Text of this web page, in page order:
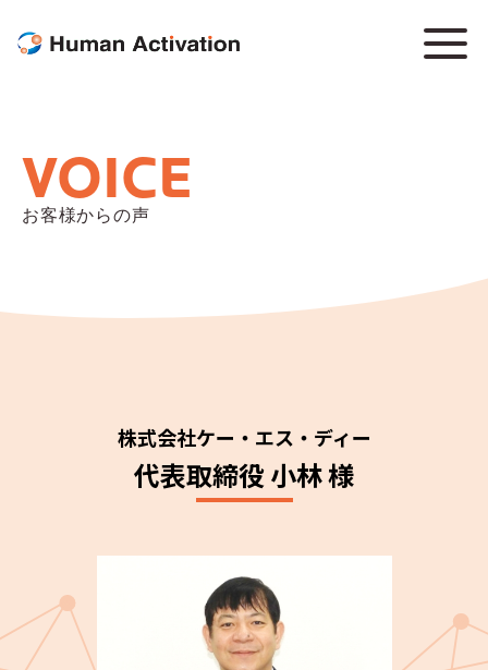
VOICE
お客様からの声
株式会社ケー・エス・ディー
代表取締役 小林 様